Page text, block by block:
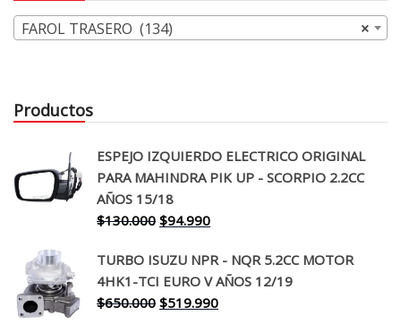
×
FAROL TRASERO (134)
Productos
ESPEJO IZQUIERDO ELECTRICO ORIGINAL
PARA MAHINDRA PIK UP - SCORPIO 2.2CC
AÑOS 15/18
$130.000 El
original
era:
$130.000.
$94.990El
actual
es:
$94.990.
TURBO ISUZU NPR - NQR 5.2CC MOTOR
4HK1-TCI EURO V AÑOS 12/19
$650.000 El
$519.990El